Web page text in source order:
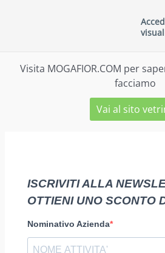
Visita MOGAFIOR.COM per
facciamo
Vai al sito